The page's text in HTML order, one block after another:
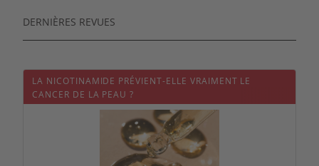
DERNIÈRES REVUES
LA NICOTINAMIDE PRÉVIENT-ELLE VRAIMENT LE
CANCER DE LA PEAU ?